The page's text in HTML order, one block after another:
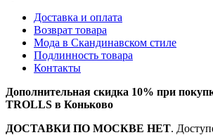
Доставка и оплата
Возврат товара
Мода в Скандинавском стиле
Подлинность товара
Контакты
Дополнительная скидка 10% при
TROLLS в Коньково
ДОСТАВКИ ПО МОСКВЕ НЕТ.